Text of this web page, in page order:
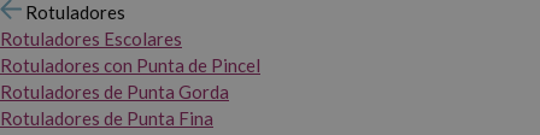
Rotuladores
Rotuladores Escolares
Rotuladores con Punta de Pincel
Rotuladores de Punta Gorda
Rotuladores de Punta Fina